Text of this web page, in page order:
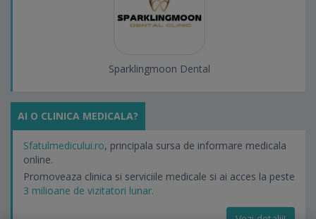
Sparklingmoon Dental
AI O CLINICA MEDICALA?
Sfatulmedicului.ro, principala sursa de informare medicala
online.
Promoveaza clinica si serviciile medicale si ai acces la peste
3 milioane de vizitatori lunar.